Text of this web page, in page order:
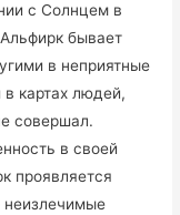
с Солнцем в
бывает
в неприятные
в картах людей,
совершал.
в своей
проявляется
неизлечимые